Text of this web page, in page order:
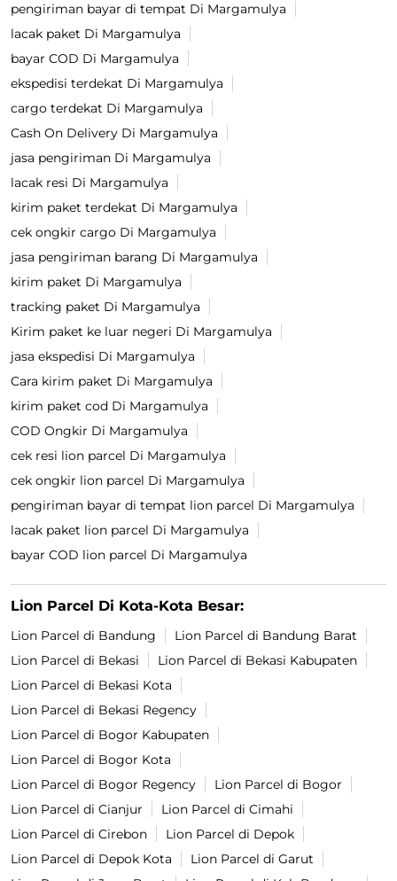
pengiriman bayar di tempat Di Margamulya
lacak paket Di Margamulya
bayar COD Di Margamulya
ekspedisi terdekat Di Margamulya
cargo terdekat Di Margamulya
Cash On Delivery Di Margamulya
jasa pengiriman Di Margamulya
lacak resi Di Margamulya
kirim paket terdekat Di Margamulya
cek ongkir cargo Di Margamulya
jasa pengiriman barang Di Margamulya
kirim paket Di Margamulya
tracking paket Di Margamulya
Kirim paket ke luar negeri Di Margamulya
jasa ekspedisi Di Margamulya
Cara kirim paket Di Margamulya
kirim paket cod Di Margamulya
COD Ongkir Di Margamulya
cek resi lion parcel Di Margamulya
cek ongkir lion parcel Di Margamulya
pengiriman bayar di tempat lion parcel Di Margamulya
lacak paket lion parcel Di Margamulya
bayar COD lion parcel Di Margamulya
Lion Parcel Di Kota-Kota Besar:
Lion Parcel di Bandung
Lion Parcel di Bandung Barat
Lion Parcel di Bekasi
Lion Parcel di Bekasi Kabupaten
Lion Parcel di Bekasi Kota
Lion Parcel di Bekasi Regency
Lion Parcel di Bogor Kabupaten
Lion Parcel di Bogor Kota
Lion Parcel di Bogor Regency
Lion Parcel di Bogor
Lion Parcel di Cianjur
Lion Parcel di Cimahi
Lion Parcel di Cirebon
Lion Parcel di Depok
Lion Parcel di Depok Kota
Lion Parcel di Garut